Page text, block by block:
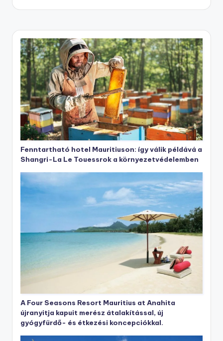
Fenntartható hotel Mauritiuson: így válik példává a
Shangri-La Le Touessrok a környezetvédelemben
A Four Seasons Resort Mauritius at Anahita
újranyitja kapuit merész átalakítással, új
gyógyfürdő- és étkezési koncepciókkal.